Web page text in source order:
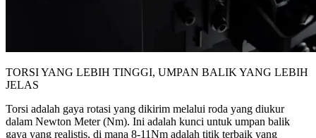
TORSI YANG LEBIH TINGGI, UMPAN BALIK YANG LEBIH
JELAS
Torsi adalah gaya rotasi yang dikirim melalui roda yang diukur
dalam Newton Meter (Nm). Ini adalah kunci untuk umpan balik
gaya yang realistis, di mana 8-11Nm adalah titik terbaik yang